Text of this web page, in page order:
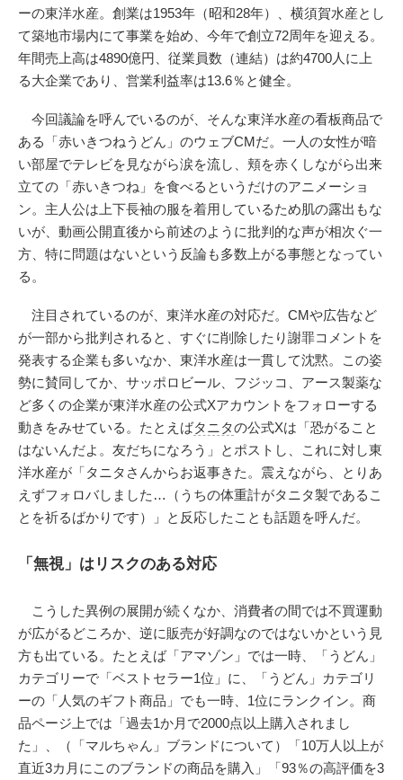
ーの東洋水産。創業は1953年（昭和28年）、横須賀水産とし
て築地市場内にて事業を始め、今年で創立72周年を迎える。
年間売上高は4890億円、従業員数（連結）は約4700人に上
る大企業であり、営業利益率は13.6％と健全。
今回議論を呼んでいるのが、そんな東洋水産の看板商品で
ある「赤いきつねうどん」のウェブCMだ。一人の女性が暗
い部屋でテレビを見ながら涙を流し、頬を赤くしながら出来
立ての「赤いきつね」を食べるというだけのアニメーショ
ン。主人公は上下長袖の服を着用しているため肌の露出もな
いが、動画公開直後から前述のように批判的な声が相次ぐ一
方、特に問題はないという反論も多数上がる事態となってい
る。
注目されているのが、東洋水産の対応だ。CMや広告など
が一部から批判されると、すぐに削除したり謝罪コメントを
発表する企業も多いなか、東洋水産は一貫して沈黙。この姿
勢に賛同してか、サッポロビール、フジッコ、アース製薬な
ど多くの企業が東洋水産の公式Xアカウントをフォローする
動きをみせている。たとえばタニタの公式Xは「恐がること
はないんだよ。友だちになろう」とポストし、これに対し東
洋水産が「タニタさんからお返事きた。震えながら、とりあ
えずフォロバしました…（うちの体重計がタニタ製であるこ
とを祈るばかりです）」と反応したことも話題を呼んだ。
「無視」はリスクのある対応
こうした異例の展開が続くなか、消費者の間では不買運動
が広がるどころか、逆に販売が好調なのではないかという見
方も出ている。たとえば「アマゾン」では一時、「うどん」
カテゴリーで「ベストセラー1位」に、「うどん」カテゴリ
ーの「人気のギフト商品」でも一時、1位にランクイン。商
品ページ上では「過去1か月で2000点以上購入されまし
た」、（「マルちゃん」ブランドについて）「10万人以上が
直近3カ月にこのブランドの商品を購入」「93％の高評価を3